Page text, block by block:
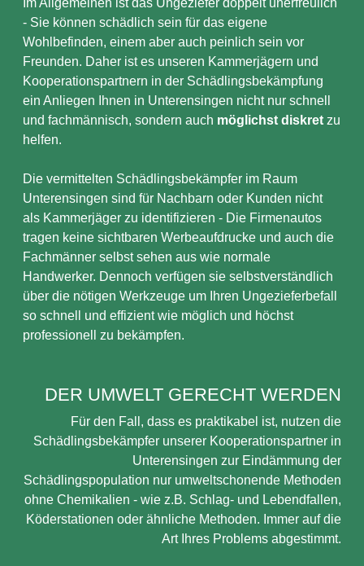
Im Allgemeinen ist das Ungeziefer doppelt unerfreulich
- Sie können schädlich sein für das eigene
Wohlbefinden, einem aber auch peinlich sein vor
Freunden. Daher ist es unseren Kammerjägern und
Kooperationspartnern in der Schädlingsbekämpfung
ein Anliegen Ihnen in Unterensingen nicht nur schnell
und fachmännisch, sondern auch möglichst diskret zu
helfen.
Die vermittelten Schädlingsbekämpfer im Raum
Unterensingen sind für Nachbarn oder Kunden nicht
als Kammerjäger zu identifizieren - Die Firmenautos
tragen keine sichtbaren Werbeaufdrucke und auch die
Fachmänner selbst sehen aus wie normale
Handwerker. Dennoch verfügen sie selbstverständlich
über die nötigen Werkzeuge um Ihren Ungezieferbefall
so schnell und effizient wie möglich und höchst
professionell zu bekämpfen.
DER UMWELT GERECHT WERDEN
Für den Fall, dass es praktikabel ist, nutzen die
Schädlingsbekämpfer unserer Kooperationspartner in
Unterensingen zur Eindämmung der
Schädlingspopulation nur umweltschonende Methoden
ohne Chemikalien - wie z.B. Schlag- und Lebendfallen,
Köderstationen oder ähnliche Methoden. Immer auf die
Art Ihres Problems abgestimmt.